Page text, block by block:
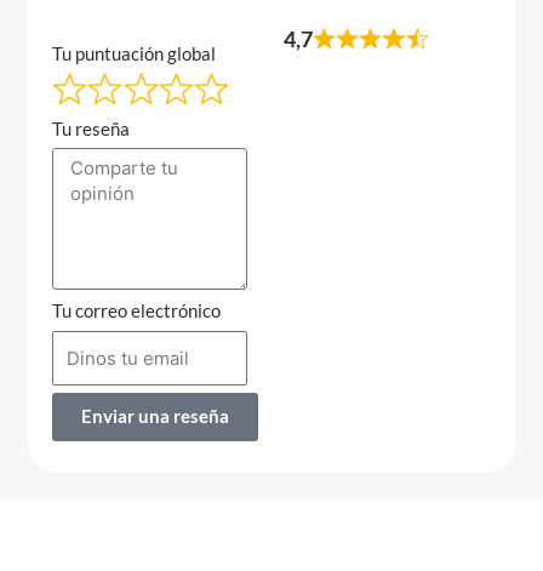
Tu puntuación global
Tu reseña
Tu correo electrónico
Enviar una reseña
4,7